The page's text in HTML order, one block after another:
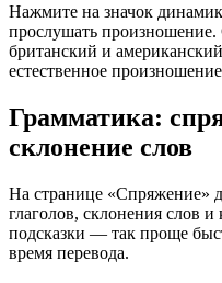
Нажмите на значок
прослушать произношение.
британский и
естественное
Грамматика:
склонение слов
На странице «Спряжение»
глаголов, склонения слов
подсказки — так проще
время перевода.